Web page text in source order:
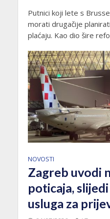
Putnici koji lete s
morati drugačije
plaćaju. Kao dio šire
NOVOSTI
Zagreb uvodi
poticaja,
usluga za